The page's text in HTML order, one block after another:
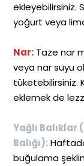
ekleyebilirsiniz.
yoğurt veya
Nar: Taze nar
veya nar suyu
tüketebilirsiniz.
eklemek de
Yağlı Balıklar
Balığı):
buğulama